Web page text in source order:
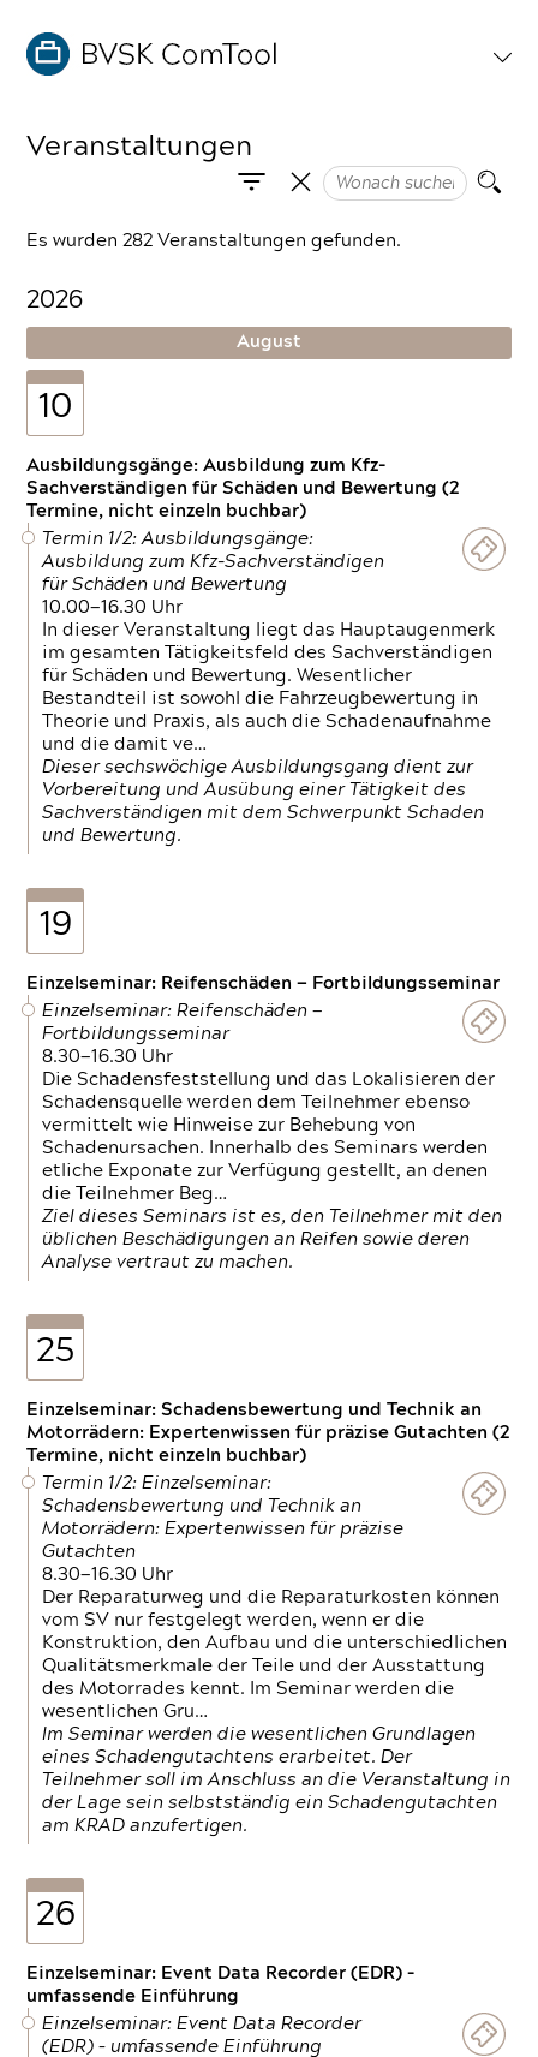
Veranstaltungen
Es wurden 282 Veranstaltungen gefunden.
2026
August
10
Ausbildungsgänge: Ausbildung zum Kfz-
Sachverständigen für Schäden und Bewertung (2
Termine, nicht einzeln buchbar)
Termin 1/2: Ausbildungsgänge:
Ausbildung zum Kfz-Sachverständigen
für Schäden und Bewertung
10.00—16.30 Uhr
In dieser Veranstaltung liegt das Hauptaugenmerk
im gesamten Tätigkeitsfeld des Sachverständigen
für Schäden und Bewertung. Wesentlicher
Bestandteil ist sowohl die Fahrzeugbewertung in
Theorie und Praxis, als auch die Schadenaufnahme
und die damit ve…
Dieser sechswöchige Ausbildungsgang dient zur
Vorbereitung und Ausübung einer Tätigkeit des
Sachverständigen mit dem Schwerpunkt Schaden
und Bewertung.
19
Einzelseminar: Reifenschäden — Fortbildungsseminar
Einzelseminar: Reifenschäden —
Fortbildungsseminar
8.30—16.30 Uhr
Die Schadensfeststellung und das Lokalisieren der
Schadensquelle werden dem Teilnehmer ebenso
vermittelt wie Hinweise zur Behebung von
Schadenursachen. Innerhalb des Seminars werden
etliche Exponate zur Verfügung gestellt, an denen
die Teilnehmer Beg…
Ziel dieses Seminars ist es, den Teilnehmer mit den
üblichen Beschädigungen an Reifen sowie deren
Analyse vertraut zu machen.
25
Einzelseminar: Schadensbewertung und Technik an
Motorrädern: Expertenwissen für präzise Gutachten (2
Termine, nicht einzeln buchbar)
Termin 1/2: Einzelseminar:
Schadensbewertung und Technik an
Motorrädern: Expertenwissen für präzise
Gutachten
8.30—16.30 Uhr
Der Reparaturweg und die Reparaturkosten können
vom SV nur festgelegt werden, wenn er die
Konstruktion, den Aufbau und die unterschiedlichen
Qualitätsmerkmale der Teile und der Ausstattung
des Motorrades kennt. Im Seminar werden die
wesentlichen Gru…
Im Seminar werden die wesentlichen Grundlagen
eines Schadengutachtens erarbeitet. Der
Teilnehmer soll im Anschluss an die Veranstaltung in
der Lage sein selbstständig ein Schadengutachten
am KRAD anzufertigen.
26
Einzelseminar: Event Data Recorder (EDR) –
umfassende Einführung
Einzelseminar: Event Data Recorder
(EDR) – umfassende Einführung